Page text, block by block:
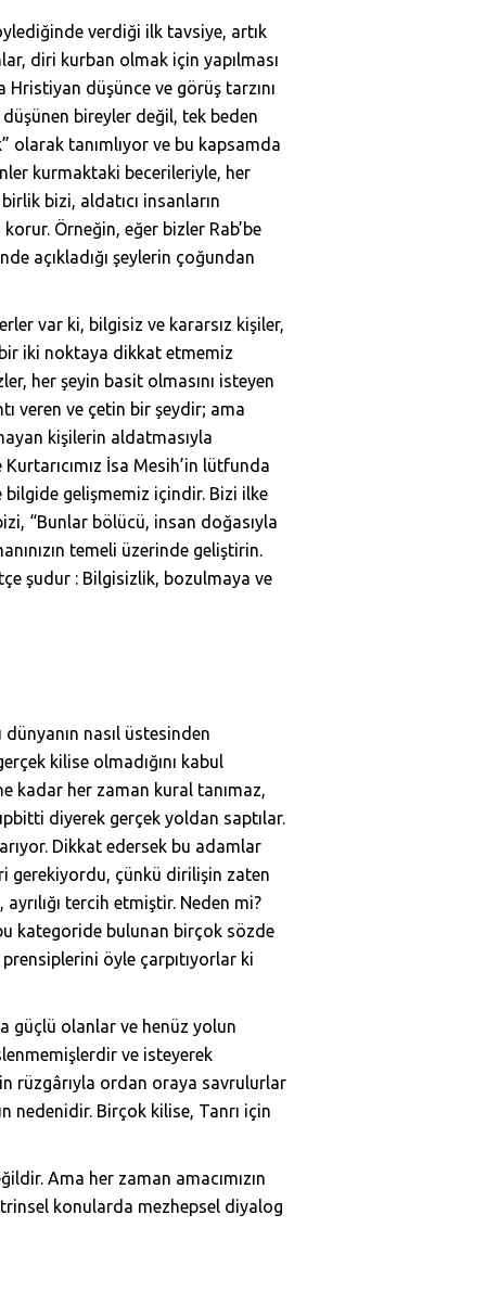
verdiği ilk tavsiye, artık
diri kurban olmak için yapılması
düşünce ve görüş tarzını
bireyler değil, tek beden
olarak tanımlıyor ve bu kapsamda
kurmaktaki becerileriyle, her
bizi, aldatıcı insanların
Örneğin, eğer bizler Rab’be
açıkladığı şeylerin çoğundan
var ki, bilgisiz ve kararsız kişiler,
bir iki noktaya dikkat etmemiz
her şeyin basit olmasını isteyen
veren ve çetin bir şeydir; ama
kişilerin aldatmasıyla
İsa Mesih’in lütfunda
bilgide gelişmemiz içindir. Bizi ilke
“Bunlar bölücü, insan doğasıyla
temeli üzerinde geliştirin.
şudur : Bilgisizlik, bozulmaya ve
dünyanın nasıl üstesinden
kilise olmadığını kabul
kadar her zaman kural tanımaz,
diyerek gerçek yoldan saptılar.
Dikkat edersek bu adamlar
gerekiyordu, çünkü dirilişin zaten
tercih etmiştir. Neden mi?
kategoride bulunan birçok sözde
öyle çarpıtıyorlar ki
güçlü olanlar ve henüz yolun
ve isteyerek
rüzgârıyla ordan oraya savrulurlar
nedenidir. Birçok kilise, Tanrı için
Ama her zaman amacımızın
konularda mezhepsel diyalog